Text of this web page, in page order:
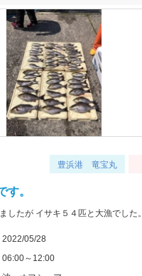
豊浜港 竜宝丸
す。
したが イサキ５４匹と大漁でした。
2022/05/28
06:00～12:00